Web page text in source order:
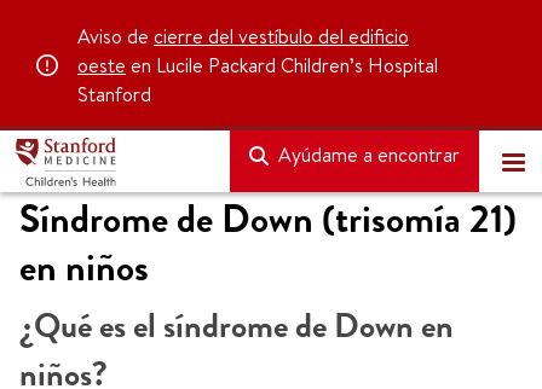
Aviso de cierre del vestíbulo del edificio
oeste en Lucile Packard Children’s Hospital
Stanford
Ayúdame a encontrar
Síndrome de Down (trisomía 21)
en niños
¿Qué es el síndrome de Down en
niños?